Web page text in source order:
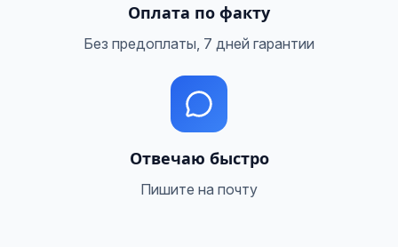
Оплата по факту
Без предоплаты, 7 дней гарантии
Отвечаю быстро
Пишите на почту